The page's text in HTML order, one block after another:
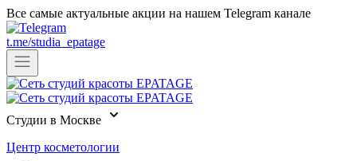
Все самые актуальные акции на нашем Telegram канале
t.me/studia_epatage
Cтудии в Москве
Центр косметологии